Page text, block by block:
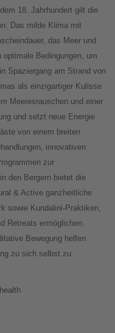
18. Jahrhundert gilt die
Das milde Klima mit
das Meer und
Bedingungen, um
Spaziergang am Strand von
als einzigartiger Kulisse
Meeresrauschen und einer
und setzt neue Energie
von einem breiten
innovativen
zur
den Bergern bietet die
& Active ganzheitliche
sowie Kundalini-Praktiken,
Retreats ermöglichen.
Bewegung helfen
zu sich selbst zu